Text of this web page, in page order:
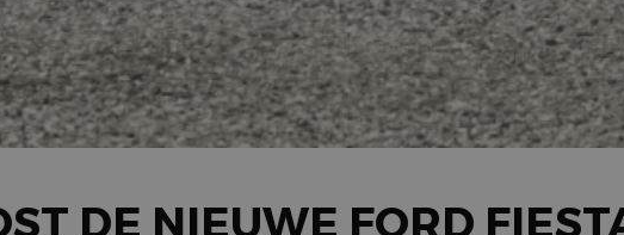
DE NIEUWE FORD